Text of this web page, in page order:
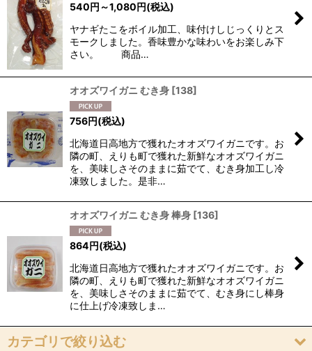
540円 ～1,080円(税込)
ヤナギたこをボイル加工、味付けしじっくりとス
モークしました。香味豊かな味わいをお楽しみ下
さい。 商品…
オオズワイガニ むき身 [138]
756円(税込)
北海道日高地方で獲れたオオズワイガニです。お
隣の町、えりも町で獲れた新鮮なオオズワイガニ
を、美味しさそのままに茹でて、むき身加工し冷
凍致しました。是非…
オオズワイガニ むき身 棒身 [136]
864円(税込)
北海道日高地方で獲れたオオズワイガニです。お
隣の町、えりも町で獲れた新鮮なオオズワイガニ
を、美味しさそのままに茹でて、むき身にし棒身
に仕上げ冷凍致しま…
カテゴリで絞り込む